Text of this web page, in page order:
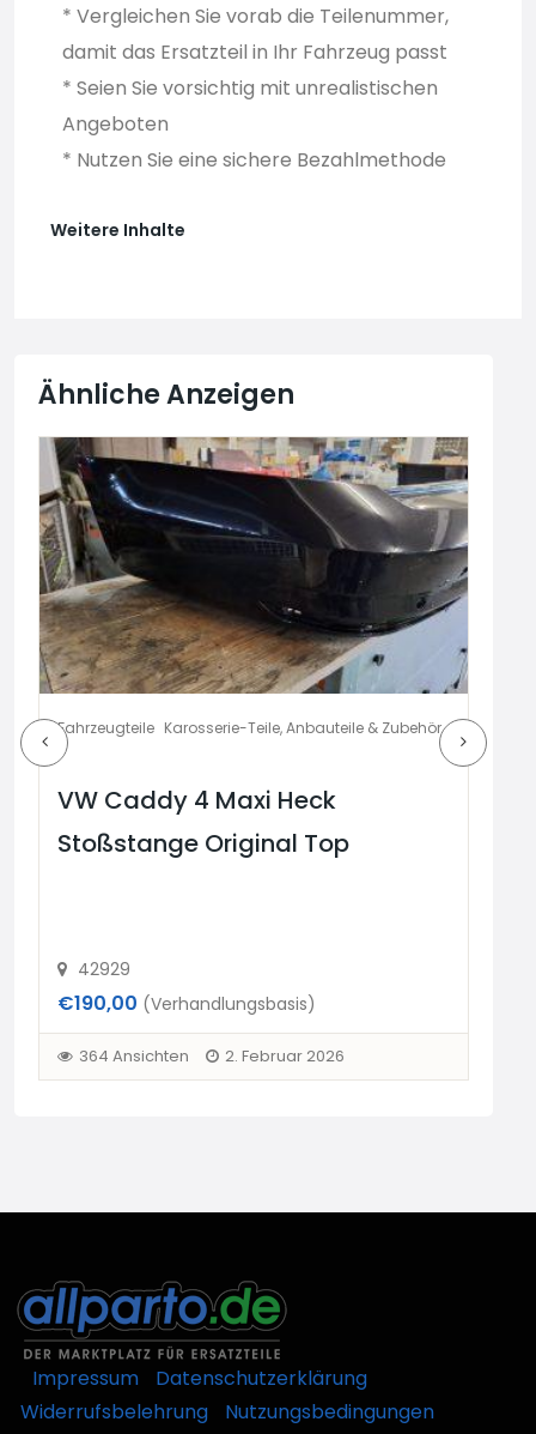
* Vergleichen Sie vorab die Teilenummer,
damit das Ersatzteil in Ihr Fahrzeug passt
* Seien Sie vorsichtig mit unrealistischen
Angeboten
* Nutzen Sie eine sichere Bezahlmethode
Weitere Inhalte
Ähnliche Anzeigen
Fahrzeugteile Karosserie-Teile, Anbauteile & Zubehör
VW Caddy 4 Maxi Heck
Stoßstange Original Top
42929
€190,00 (Verhandlungsbasis)
364 Ansichten 2. Februar 2026
Impressum
Datenschutzerklärung
Widerrufsbelehrung
Nutzungsbedingungen